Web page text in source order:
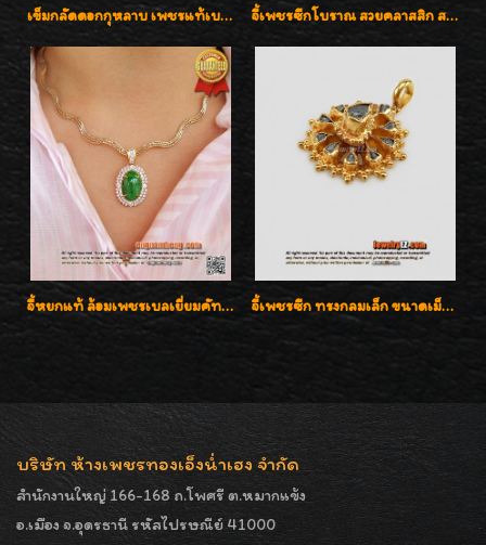
เข็มกลัดดอกกุหลาบ เพชรแท้เบลเยี่ยมคัต งานปราณีตค่ะ จี้เพชรซีกโบราณ สวยคลาสสิก สภาพสมบูรณ์สุดๆค่ะ
จี้หยกแท้ ล้อมเพชรเบลเยี่ยมคัท ราคาพิเศษไม่แพงค่ะ จี้เพชรซีก ทรงกลมเล็ก ขนาดเม็ดกระดุม สวยๆ
บริษัท ห้างเพชรทองเอ็งน่ำเฮง จำกัด
สำนักงานใหญ่ 166-168 ถ.โพศรี ต.หมากแข้ง
อ.เมือง จ.อุดรธานี รหัสไปรษณีย์ 41000